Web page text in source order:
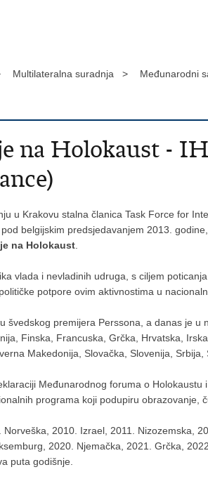
Multilateralna suradnja >
Međunarodni
na Holokaust -
u Krakovu stalna članica Task Force for
belgijskim predsjedavanjem 2013.
na Holokaust
vlada i nevladinih udruga, s ciljem
potpore ovim aktivnostima u
švedskog premijera Perssona, a danas je u
Finska, Francuska, Grčka, Hrvatska,
Makedonija, Slovačka, Slovenija,
Međunarodnog foruma o
programa koji podupiru obrazovanje,
2010. Izrael, 2011. Nizozemska,
2020. Njemačka, 2021. Grčka,
puta godišnje.